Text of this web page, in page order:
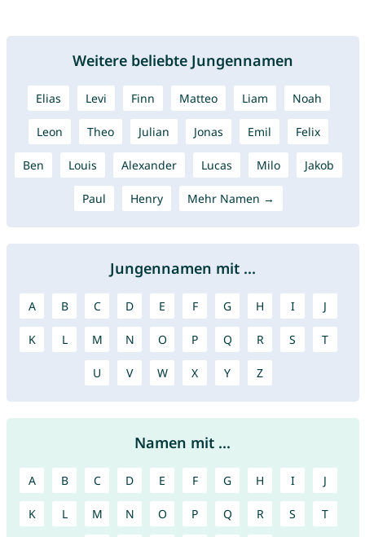
Weitere beliebte Jungennamen
Elias Levi Finn Matteo Liam Noah
Leon Theo Julian Jonas Emil Felix
Ben Louis Alexander Lucas Milo Jakob
Paul Henry Mehr Namen →
Jungennamen mit ...
A B C D E F G H I J
K L M N O P Q R S T
U V W X Y Z
Namen mit ...
A B C D E F G H I J
K L M N O P Q R S T